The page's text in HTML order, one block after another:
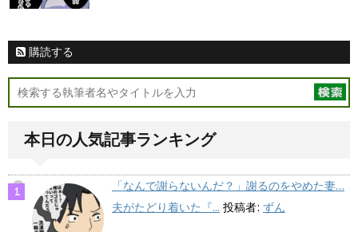
購読する
本日の人気記事ランキング
「なんで謝らないんだ？」謝るのをやめた妻…
夫がたどり着いた『... 投稿者: ずん